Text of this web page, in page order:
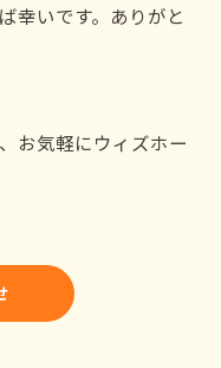
幸いです。ありがと
お気軽にウィズホー